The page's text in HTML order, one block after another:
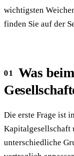
wichtigsten
finden Sie auf der
Was
Die erste Frage ist
Kapitalgesellschaft
unterschiedliche